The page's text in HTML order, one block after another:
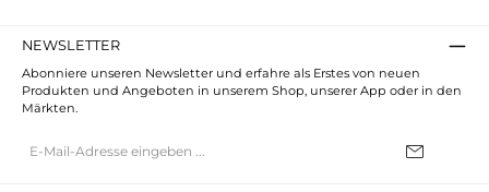
NEWSLETTER
Abonniere unseren Newsletter und erfahre als Erstes von neuen
Produkten und Angeboten in unserem Shop, unserer App oder in den
Märkten.
Mail-